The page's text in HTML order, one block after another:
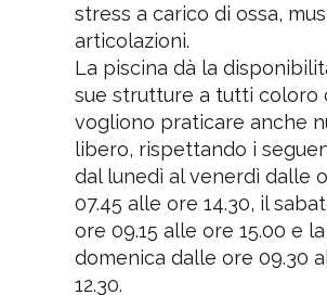
stress a carico di ossa,
articolazioni.
La piscina dà la
sue strutture a tutti coloro
vogliono praticare anche
libero, rispettando i
dal lunedì al venerdì dalle
07.45 alle ore 14.30, il
ore 09.15 alle ore 15.00 e la
domenica dalle ore 09.30
12.30.